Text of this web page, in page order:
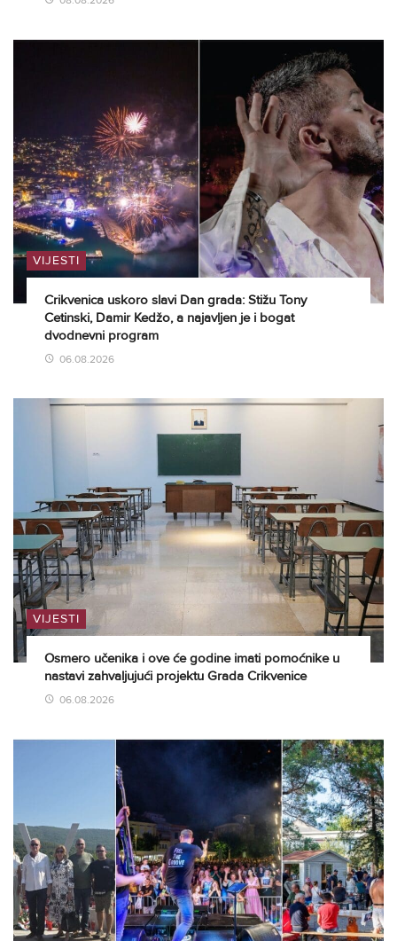
VIJESTI
Crikvenica uskoro slavi Dan grada: Stižu Tony
Cetinski, Damir Kedžo, a najavljen je i bogat
dvodnevni program
06.08.2026
VIJESTI
Osmero učenika i ove će godine imati pomoćnike u
nastavi zahvaljujući projektu Grada Crikvenice
06.08.2026